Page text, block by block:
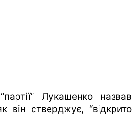
Лукашенко назвав
він стверджує, “відкрито